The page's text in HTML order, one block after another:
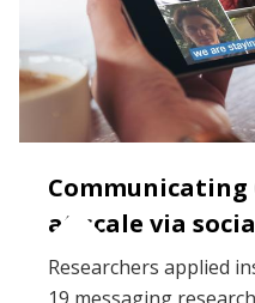
Communicating
at scale via
Researchers applied